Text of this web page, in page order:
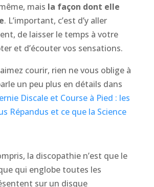
mais la façon dont elle
. L’important, c’est d’y aller
de laisser le temps à votre
et d’écouter vos sensations.
courir, rien ne vous oblige à
un peu plus en détails dans
Discale et Course à Pied : les
Répandus et ce que la Science
la discopathie n’est que le
qui englobe toutes les
sur un disque